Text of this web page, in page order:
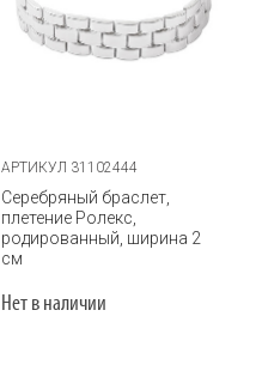
АРТИКУЛ 31102444
Серебряный браслет,
плетение Ролекс,
родированный, ширина 2
см
Нет в наличии